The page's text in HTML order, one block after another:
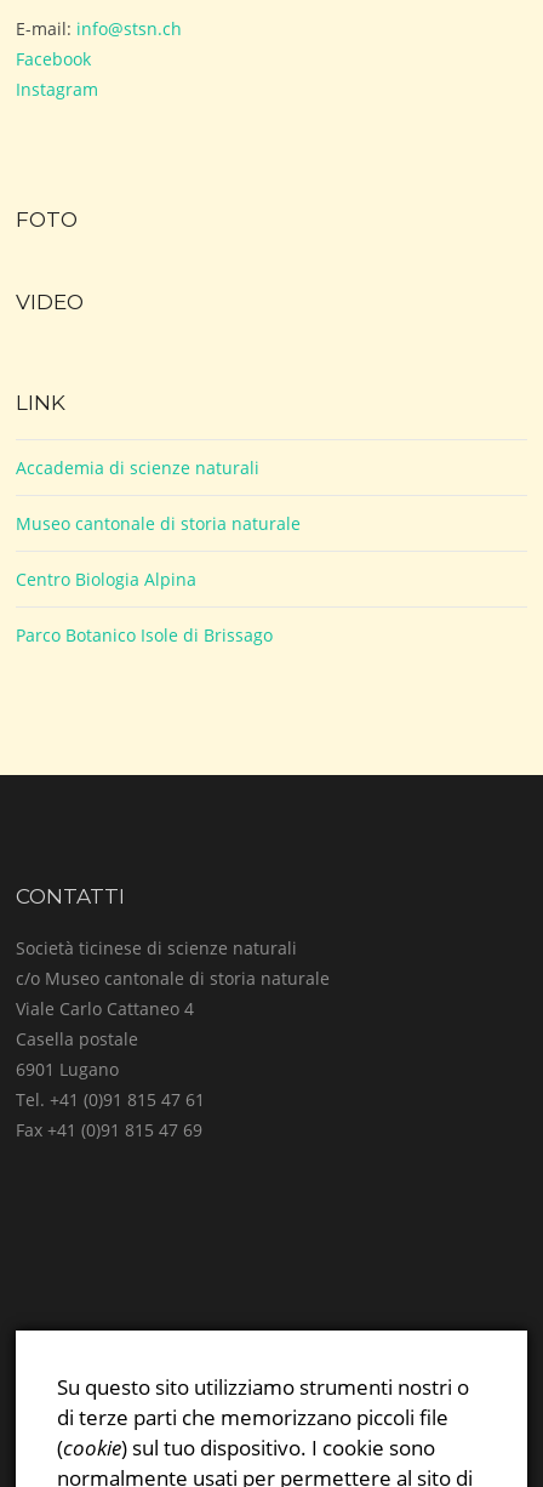
E-mail: info@stsn.ch
Facebook
Instagram
FOTO
VIDEO
LINK
Accademia di scienze naturali
Museo cantonale di storia naturale
Centro Biologia Alpina
Parco Botanico Isole di Brissago
CONTATTI
Società ticinese di scienze naturali
c/o Museo cantonale di storia naturale
Viale Carlo Cattaneo 4
Casella postale
6901 Lugano
Tel. +41 (0)91 815 47 61
Fax +41 (0)91 815 47 69
Instagram
Privacy & Cookies Policy
Su questo sito utilizziamo strumenti nostri o
di terze parti che memorizzano piccoli file
(cookie) sul tuo dispositivo. I cookie sono
normalmente usati per permettere al sito di